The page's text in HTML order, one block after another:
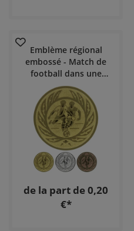
Emblème régional
embossé - Match de
football dans une
couronne
de la part de 0,20
€*